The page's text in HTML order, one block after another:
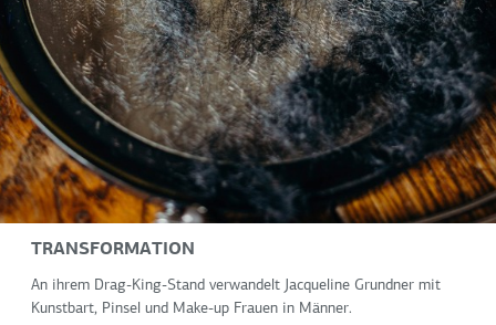
TRANSFORMATION
An ihrem Drag-King-Stand verwandelt Jacqueline Grundner mit
Kunstbart, Pinsel und Make-up Frauen in Männer.